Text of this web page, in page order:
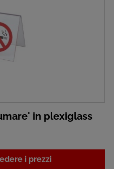
in plexiglass
i prezzi